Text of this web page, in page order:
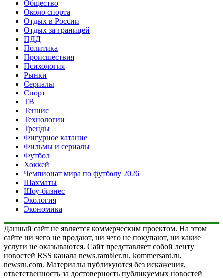
Общество
Около спорта
Отдых в России
Отдых за границей
ПДД
Политика
Происшествия
Психология
Рынки
Сериалы
Спорт
ТВ
Теннис
Технологии
Тренды
Фигурное катание
Фильмы и сериалы
Футбол
Хоккей
Чемпионат мира по футболу 2026
Шахматы
Шоу-бизнес
Экология
Экономика
Данный сайт не является коммерческим проектом. На этом
сайте ни чего не продают, ни чего не покупают, ни какие
услуги не оказываются. Сайт представляет собой ленту
новостей RSS канала news.rambler.ru, kommersant.ru,
newsru.com. Материалы публикуются без искажения,
ответственность за достоверность публикуемых новостей